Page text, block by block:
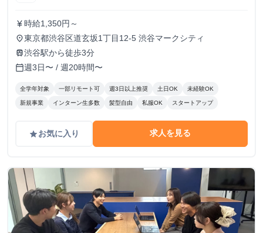
currency_yen 時給1,350円～
place東京都渋谷区道玄坂1丁目12-5 渋谷マークシティ
train渋谷駅から徒歩3分
calendar_today週3日〜 / 週20時間〜
全学年対象 一部リモート可 週3日以上推奨 土日OK 未経験OK
新規事業 インターン生多数 髪型自由 私服OK スタートアップ
gradeお気に入り 求人を見る